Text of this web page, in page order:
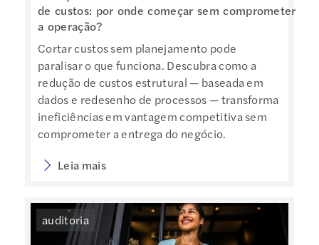
de custos: por onde começar sem comprometer
a operação?
Cortar custos sem planejamento pode
paralisar o que funciona. Descubra como a
redução de custos estrutural — baseada em
dados e redesenho de processos — transforma
ineficiências em vantagem competitiva sem
comprometer a entrega do negócio.
Leia mais
auditoria